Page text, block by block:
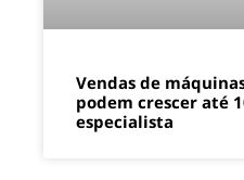
Vendas de
podem crescer até
especialista